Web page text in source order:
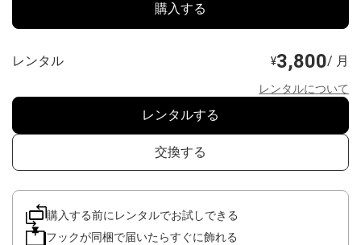
購入する
レンタル ¥3,800/ 月
レンタルについて
レンタルする
交換する
購入する前にレンタルでお試しできる
フックが同梱で届いたらすぐに飾れる